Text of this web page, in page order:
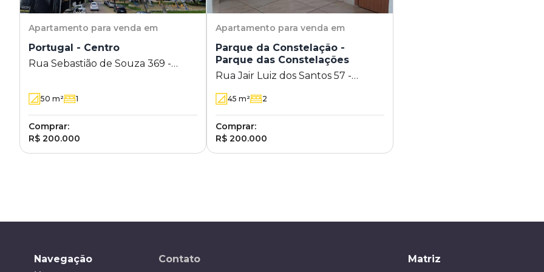
Apartamento para venda em
Portugal - Centro
Rua Sebastião de Souza 369 -
50 m² 1
Comprar:
R$ 200.000
Apartamento para venda em
Parque da Constelação -
Parque das Constelações
Rua Jair Luiz dos Santos 57 -
Parque das Constelações -
Campinas - SP
45 m² 2
Comprar:
R$ 200.000
Navegação
Contato Matriz